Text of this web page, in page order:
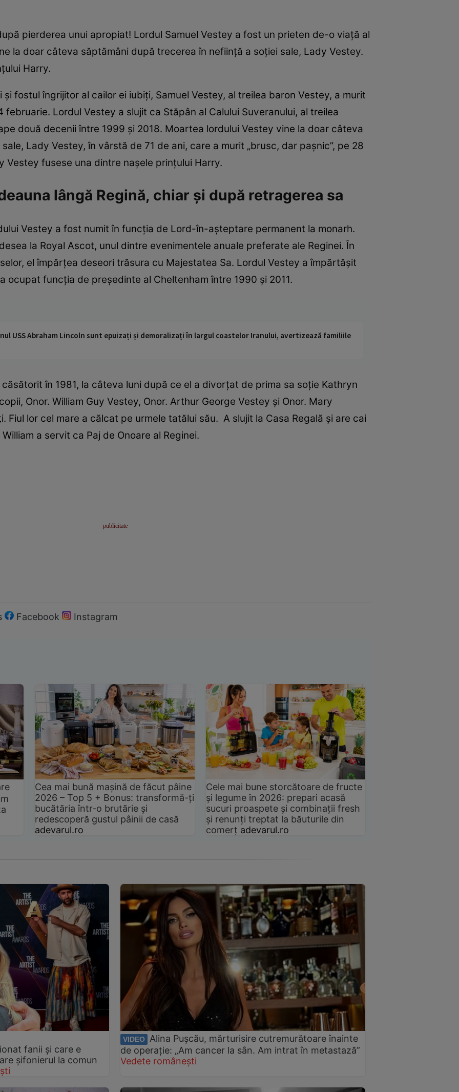
pierderea unui apropiat! Lordul Samuel Vestey a fost un prieten de-o viață al
la doar câteva săptămâni după trecerea în neființă a soției sale, Lady Vestey.
Harry.
fostul îngrijitor al cailor ei iubiți, Samuel Vestey, al treilea baron Vestey, a murit
Lordul Vestey a slujit ca Stăpân al Calului Suveranului, al treilea
două decenii între 1999 și 2018. Moartea lordului Vestey vine la doar câteva
Lady Vestey, în vârstă de 71 de ani, care a murit „brusc, dar pașnic”, pe 28
Vestey fusese una dintre nașele prințului Harry.
lângă Regină, chiar și după retragerea sa
Vestey a fost numit în funcția de Lord-în-așteptare permanent la monarh.
la Royal Ascot, unul dintre evenimentele anuale preferate ale Reginei. În
el împărțea deseori trăsura cu Majestatea Sa. Lordul Vestey a împărtășit
ocupat funcția de președinte al Cheltenham între 1990 și 2011.
USS Abraham Lincoln sunt epuizați și demoralizați în largul coastelor Iranului, avertizează familiile
în 1981, la câteva luni după ce el a divorțat de prima sa soție Kathryn
Onor. William Guy Vestey, Onor. Arthur George Vestey și Onor. Mary
Fiul lor cel mare a călcat pe urmele tatălui său. A slujit la Casa Regală și are cai
a servit ca Paj de Onoare al Reginei.
Facebook Instagram
Cea mai bună mașină de făcut pâine
2026 – Top 5 + Bonus: transformă-ți
bucătăria într-o brutărie și
redescoperă gustul pâinii de casă
adevarul.ro
Cele mai bune storcătoare de fructe
și legume în 2026: prepari acasă
sucuri proaspete și combinații fresh
și renunți treptat la băuturile din
comerț adevarul.ro
fanii și care e
șifonierul la comun
VIDEO
Alina Pușcău, mărturisire cutremurătoare înainte
de operație: „Am cancer la sân. Am intrat în metastază”
Vedete românești